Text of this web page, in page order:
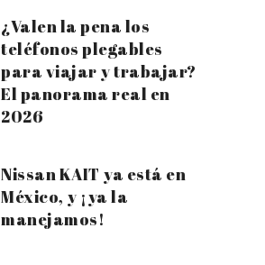
¿Valen la pena los
teléfonos plegables
para viajar y trabajar?
El panorama real en
2026
Nissan KAIT ya está en
México, y ¡ya la
manejamos!